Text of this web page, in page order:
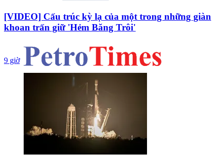
[VIDEO] Cấu trúc kỳ lạ của một trong những giàn
khoan trấn giữ 'Hẻm Băng Trôi'
9 giờ